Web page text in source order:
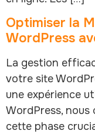
Optimiser la
WordPress
La gestion
votre site
une expérience
WordPress, nous
cette phase